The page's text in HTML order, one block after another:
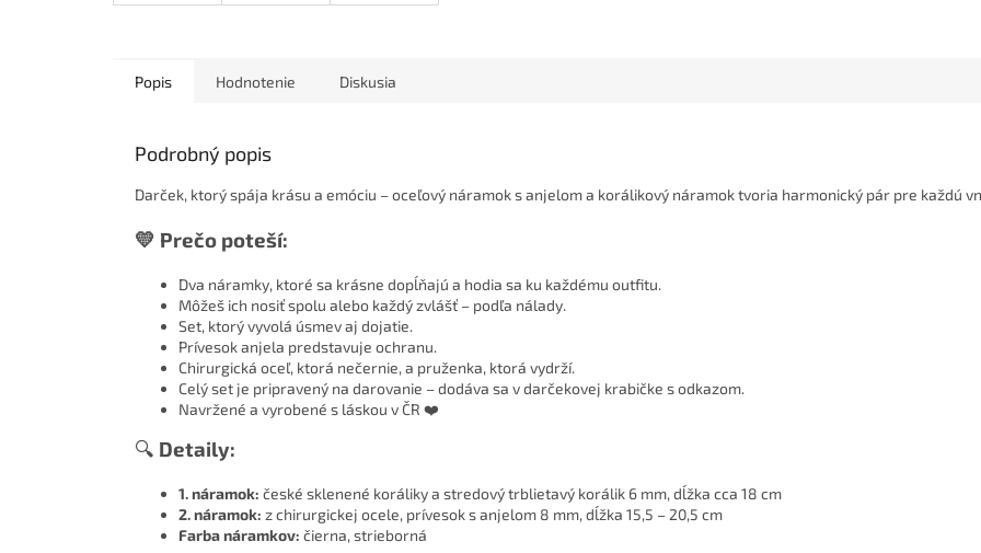
Popis Hodnotenie Diskusia
Podrobný popis
Darček, ktorý spája krásu a emóciu – oceľový náramok s anjelom a korálikový náramok tvoria harmonický pár pre každú
💛 Prečo poteší:
Dva náramky, ktoré sa krásne dopĺňajú a hodia sa ku každému outfitu.
Môžeš ich nosiť spolu alebo každý zvlášť – podľa nálady.
Set, ktorý vyvolá úsmev aj dojatie.
Prívesok anjela predstavuje ochranu.
Chirurgická oceľ, ktorá nečernie, a pruženka, ktorá vydrží.
Celý set je pripravený na darovanie – dodáva sa v darčekovej krabičke s odkazom.
Navržené a vyrobené s láskou v ČR ❤️
🔍 Detaily:
1. náramok: české sklenené koráliky a stredový trblietavý korálik 6 mm, dĺžka cca 18 cm
2. náramok: z chirurgickej ocele, prívesok s anjelom 8 mm, dĺžka 15,5 – 20,5 cm
Farba náramkov: čierna, strieborná